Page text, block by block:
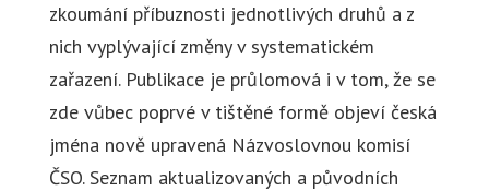
zkoumání příbuznosti jednotlivých druhů a z
nich vyplývající změny v systematickém
zařazení. Publikace je průlomová i v tom, že se
zde vůbec poprvé v tištěné formě objeví česká
jména nově upravená Názvoslovnou komisí
ČSO. Seznam aktualizovaných a původních